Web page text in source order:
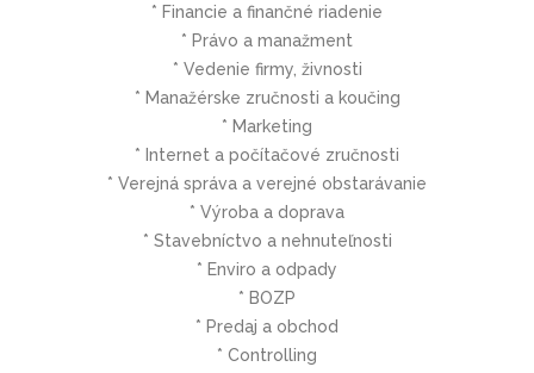
* Financie a finančné riadenie
* Právo a manažment
* Vedenie firmy, živnosti
* Manažérske zručnosti a koučing
* Marketing
* Internet a počítačové zručnosti
* Verejná správa a verejné obstarávanie
* Výroba a doprava
* Stavebníctvo a nehnuteľnosti
* Enviro a odpady
* BOZP
* Predaj a obchod
* Controlling